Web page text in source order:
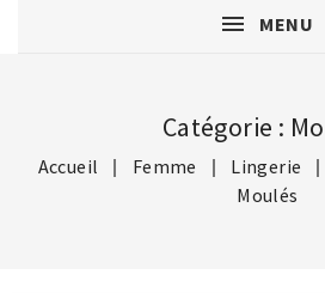
MENU
Catégorie :
Accueil Femme Lingerie
Moulés